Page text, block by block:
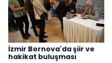
İzmir Bornova'da şiir ve
hakikat buluşması